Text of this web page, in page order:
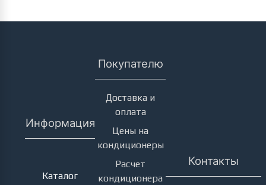
Информация
Каталог
Покупателю
Доставка и
оплата
Цены на
кондиционеры
Расчет
кондиционера
Контакты